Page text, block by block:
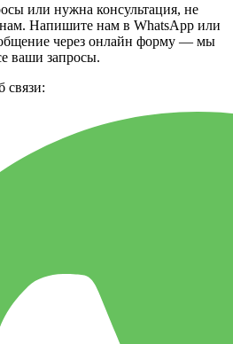
или нужна консультация, не
нам. Напишите нам в WhatsApp или
через онлайн форму — мы
ваши запросы.
связи: